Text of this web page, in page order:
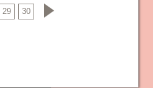
29 30